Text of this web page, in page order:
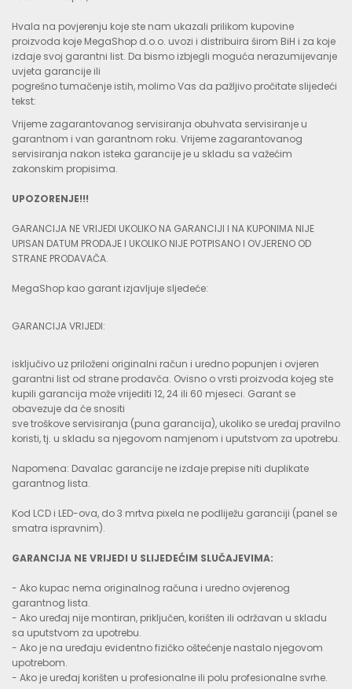
Hvala na povjerenju koje ste nam ukazali prilikom kupovine
proizvoda koje MegaShop d.o.o. uvozi i distribuira širom BiH i za koje
izdaje svoj garantni list. Da bismo izbjegli moguća nerazumijevanje
uvjeta garancije ili
pogrešno tumačenje istih, molimo Vas da pažljivo pročitate slijedeći
tekst:
Vrijeme zagarantovanog servisiranja obuhvata servisiranje u
garantnom i van garantnom roku. Vrijeme zagarantovanog
servisiranja nakon isteka garancije je u skladu sa važećim
zakonskim propisima.
UPOZORENJE!!!
GARANCIJA NE VRIJEDI UKOLIKO NA GARANCIJI I NA KUPONIMA NIJE
UPISAN DATUM PRODAJE I UKOLIKO NIJE POTPISANO I OVJERENO OD
STRANE PRODAVAČA.
MegaShop kao garant izjavljuje sljedeće:
GARANCIJA VRIJEDI:
isključivo uz priloženi originalni račun i uredno popunjen i ovjeren
garantni list od strane prodavča. Ovisno o vrsti proizvoda kojeg ste
kupili garancija može vrijediti 12, 24 ili 60 mjeseci. Garant se
obavezuje da će snositi
sve troškove servisiranja (puna garancija), ukoliko se uređaj pravilno
koristi, tj. u skladu sa njegovom namjenom i uputstvom za upotrebu.
Napomena: Davalac garancije ne izdaje prepise niti duplikate
garantnog lista.
Kod LCD i LED-ova, do 3 mrtva pixela ne podliježu garanciji (panel se
smatra ispravnim).
GARANCIJA NE VRIJEDI U SLIJEDEĆIM SLUČAJEVIMA:
- Ako kupac nema originalnog računa i uredno ovjerenog
garantnog lista.
- Ako uređaj nije montiran, priključen, korišten ili održavan u skladu
sa uputstvom za upotrebu.
- Ako je na uređaju evidentno fizičko oštećenje nastalo njegovom
upotrebom.
- Ako je uređaj korišten u profesionalne ili polu profesionalne svrhe.